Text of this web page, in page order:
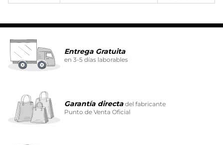
Entrega Gratuita
en 3-5 días laborables
Garantía directa del fabricante
Punto de Venta Oficial